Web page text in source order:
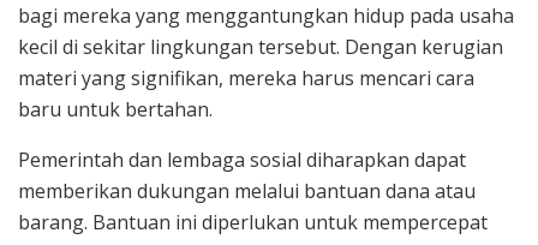
bagi mereka yang menggantungkan hidup pada usaha
kecil di sekitar lingkungan tersebut. Dengan kerugian
materi yang signifikan, mereka harus mencari cara
baru untuk bertahan.
Pemerintah dan lembaga sosial diharapkan dapat
memberikan dukungan melalui bantuan dana atau
barang. Bantuan ini diperlukan untuk mempercepat